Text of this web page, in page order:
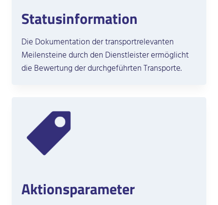
Statusinformation
Die Dokumentation der transportrelevanten
Meilensteine durch den Dienstleister ermöglicht
die Bewertung der durchgeführten Transporte.
Aktionsparameter